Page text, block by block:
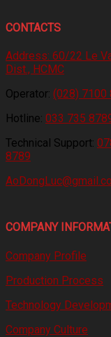
CONTACTS
Address: 60/22 Le
Dist., HCMC
Operator: (028) 7100
Hotline: 033 735
Technical Support:
8789
COMPANY
Company Profile
Production Process
Technology
Company Culture